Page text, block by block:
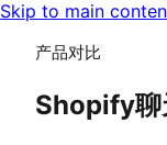
Skip to main
产品对比
Shopify聊